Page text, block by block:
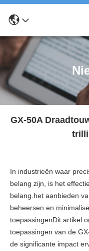
GX-50A
In industrieën waar
belang zijn, is het
belang.het aanbieden
beheersen en
toepassingenDit artikel
toepassingen van de
de significante impact